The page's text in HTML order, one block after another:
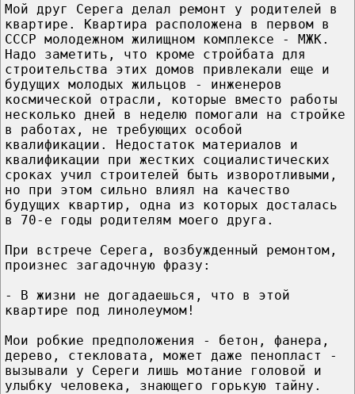
Мой друг Серега делал ремонт у родителей в
квартире. Квартира расположена в первом в
СССР молодежном жилищном комплексе - МЖК.
Надо заметить, что кроме стройбата для
строительства этих домов привлекали еще и
будущих молодых жильцов - инженеров
космической отрасли, которые вместо работы
несколько дней в неделю помогали на стройке
в работах, не требующих особой
квалификации. Недостаток материалов и
квалификации при жестких социалистических
сроках учил строителей быть изворотливыми,
но при этом сильно влиял на качество
будущих квартир, одна из которых досталась
в 70-е годы родителям моего друга.
При встрече Серега, возбужденный ремонтом,
произнес загадочную фразу:
- В жизни не догадаешься, что в этой
квартире под линолеумом!
Мои робкие предположения - бетон, фанера,
дерево, стекловата, может даже пенопласт -
вызывали у Сереги лишь мотание головой и
улыбку человека, знающего горькую тайну.